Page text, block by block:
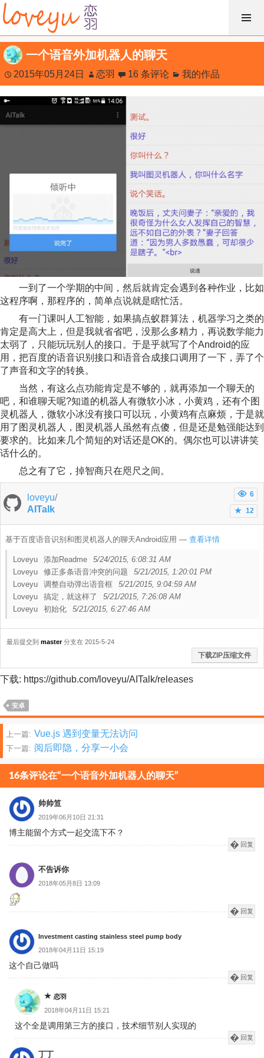
跳
过
内
容
一个语音外加机器人的聊天
2015年05月24日 恋羽 16 条评论 我的作品
一到了一个学期的中间，然后就肯定会遇到各种作业，比如
这程序啊，那程序的，简单点说就是瞎忙活。
有一门课叫人工智能，如果搞点蚁群算法，机器学习之类的
肯定是高大上，但是我就省省吧，没那么多精力，再说数学能力
太弱了，只能玩玩别人的接口。于是乎就写了个Android的应
用，把百度的语音识别接口和语音合成接口调用了一下，弄了个
了声音和文字的转换。
当然，有这么点功能肯定是不够的，就再添加一个聊天的
吧，和谁聊天呢?知道的机器人有微软小冰，小黄鸡，还有个图
灵机器人，微软小冰没有接口可以玩，小黄鸡有点麻烦，于是就
用了图灵机器人，图灵机器人虽然有点傻，但是还是勉强能达到
要求的。比如来几个简短的对话还是OK的。偶尔也可以讲讲笑
话什么的。
总之有了它，掉智商只在咫尺之间。
loveyu/
AITalk
6
12
基于百度语音识别和图灵机器人的聊天Android应用 — 查看详情
Loveyu 添加Readme
5/24/2015, 6:08:31 AM
Loveyu
修正多条语音冲突的问题
5/21/2015, 1:20:01 PM
Loveyu
调整自动弹出语音框
5/21/2015, 9:04:59 AM
Loveyu
搞定，就这样了
5/21/2015, 7:26:08 AM
Loveyu
初始化 5/21/2015, 6:27:46 AM
最后提交到 master分支在 2015-5-24
下载ZIP压缩文件
下载: https://github.com/loveyu/AITalk/releases
安卓
文
章
分
页
上一篇: Vue.js 遇到变量无法访问
下一篇: 阅后即隐，分享一小会
16条评论在“一个语音外加机器人的聊天”
帅帅笪
2019年06月10日 21:31
博主能留个方式一起交流下不？
回复
不告诉你
2018年05月8日 13:09
回复
Investment casting stainless steel pump body
2018年04月11日 15:19
这个自己做吗
回复
恋羽
2018年04月11日 15:21
这个全是调用第三方的接口，技术细节别人实现的
回复
丁丁